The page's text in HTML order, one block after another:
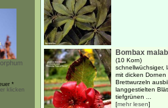
*
klicken
Bombax
(10 Korn)
schnellwüchsiger,
mit dicken Dornen
Brettwurzeln
langgestielten
tiefgrünen ...
[mehr lesen]